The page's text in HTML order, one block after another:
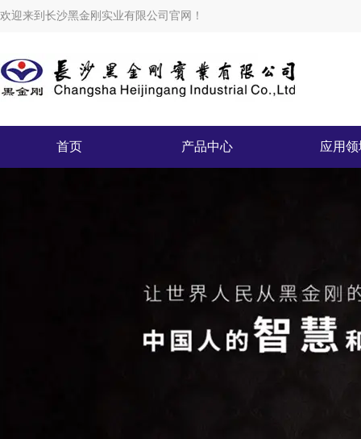
欢迎来到长沙黑金刚实业有限公司官网！
首页 产品中心 应用领